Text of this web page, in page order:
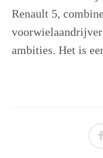
Renault 5,
ambities. Het is